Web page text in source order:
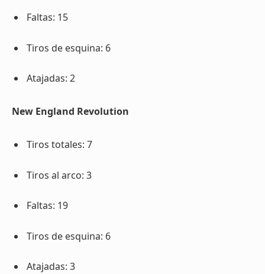
Faltas: 15
Tiros de esquina: 6
Atajadas: 2
New England Revolution
Tiros totales: 7
Tiros al arco: 3
Faltas: 19
Tiros de esquina: 6
Atajadas: 3